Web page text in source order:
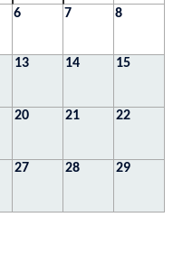
6 7 8
13 14 15
20 21 22
27 28 29